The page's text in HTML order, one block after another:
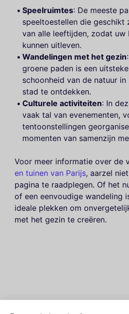
Speelruimtes: De meeste
speeltoestellen die geschikt
van alle leeftijden, zodat uw
kunnen uitleven.
Wandelingen met het gezin
groene paden is een
schoonheid van de natuur
stad te ontdekken.
Culturele activiteiten: In
vaak tal van evenementen,
tentoonstellingen
momenten van samenzijn
Voor meer informatie over de
en tuinen van Parijs, aarzel
pagina te raadplegen. Of het
of een eenvoudige wandeling
ideale plekken om
met het gezin te creëren.
5. De oevers van de